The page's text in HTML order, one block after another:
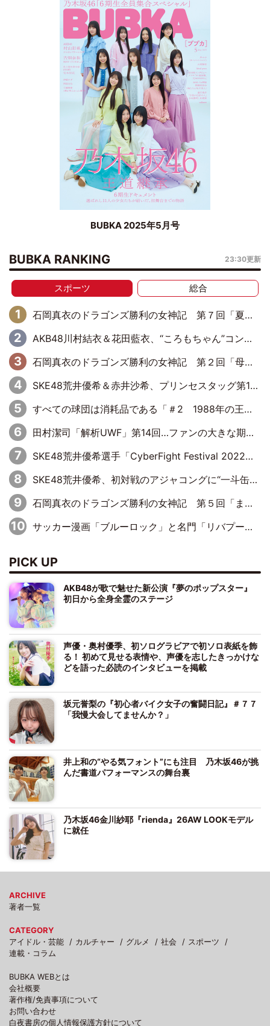
BUBKA 2025年5月号
BUBKA RANKING 23:30更新
スポーツ 総合
石岡真衣のドラゴンズ勝利の女神記 第７回「夏の神宮！11得点どらほー」
AKB48川村結衣＆花田藍衣、“ころもちゃん”コンビがきつねダンスに出演！ファイターズファンのかわゆいはファーストピッチにも挑戦
石岡真衣のドラゴンズ勝利の女神記 第２回「母の日のバンテリンドーム」
SKE48荒井優希＆赤井沙希、プリンセスタッグ第10代王者のベルトを手にして号泣
すべての球団は消耗品である「＃2 1988年の王巨人編」byプロ野球死亡遊戯
田村潔司「解析UWF」第14回…ファンの大きな期待と現実の厳しい闘い
SKE48荒井優希選手「CyberFight Festival 2022」参戦！6人タッグマッチに挑む
SKE48荒井優希、初対戦のアジャコングに“一斗缶攻撃”も食らい完敗
石岡真衣のドラゴンズ勝利の女神記 第５回「まだ諦めない！ドラゴンズ後半戦のキーマン」
サッカー漫画「ブルーロック」と名門「リバプールFC」スペシャルコラボ決定！
PICK UP
AKB48が歌で魅せた新公演『夢のポップスター』
初日から全身全霊のステージ
声優・奥村優季、初ソログラビアで初ソロ表紙を飾
る！ 初めて見せる表情や、声優を志したきっかけな
どを語った必読のインタビューを掲載
坂元誉梨の『初心者バイク女子の奮闘日記』＃７７
「我慢大会してませんか？」
井上和の“やる気フォント”にも注目 乃木坂46が挑
んだ書道パフォーマンスの舞台裏
乃木坂46金川紗耶『rienda』26AW LOOKモデル
に就任
ARCHIVE
著者一覧
CATEGORY
アイドル・芸能
カルチャー グルメ 社会
スポーツ
連載・コラム
BUBKA WEBとは
会社概要
著作権/免責事項について
お問い合わせ
白夜書房の個人情報保護方針について